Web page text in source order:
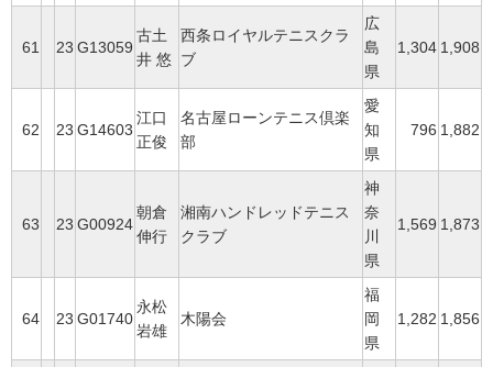
61 23 G13059
古土
井 悠
西条ロイヤルテニスクラ
ブ
広
島
県
1,304 1,908
62 23 G14603
江口
正俊
名古屋ローンテニス倶楽
部
愛
知
県
796 1,882
63 23 G00924
朝倉
伸行
湘南ハンドレッドテニス
クラブ
神
奈
川
県
1,569 1,873
64 23 G01740
永松
岩雄
木陽会
福
岡
県
1,282 1,856